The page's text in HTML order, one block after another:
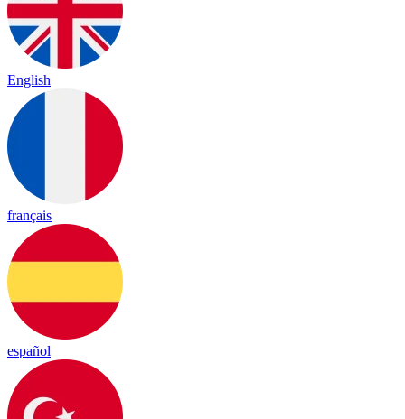
English
français
español